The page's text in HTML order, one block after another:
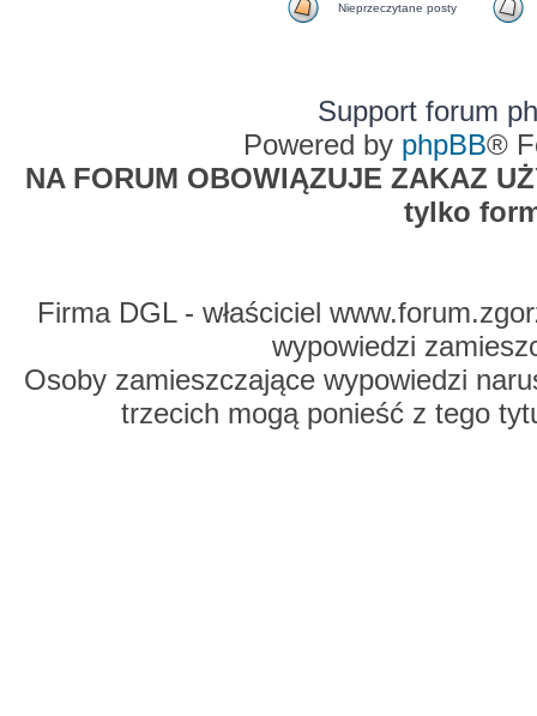
Nieprzeczytane posty
Support forum
Powered by phpBB®
NA FORUM OBOWIĄZUJE ZAKAZ
tylko
Firma DGL - właściciel
wypowiedzi
Osoby zamieszczające wypowiedzi
trzecich mogą ponieść z tego